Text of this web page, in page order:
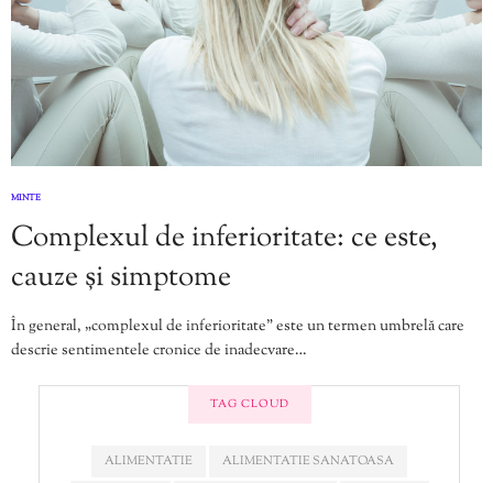
MINTE
Complexul de inferioritate: ce este,
cauze și simptome
În general, „complexul de inferioritate” este un termen umbrelă care
descrie sentimentele cronice de inadecvare…
TAG CLOUD
ALIMENTATIE
ALIMENTATIE SANATOASA